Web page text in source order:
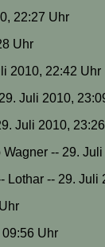
22:27 Uhr
Uhr
2010, 22:42 Uhr
Juli 2010,
Juli 2010,
Wagner -- 29.
Lothar -- 29. Juli
Uhr